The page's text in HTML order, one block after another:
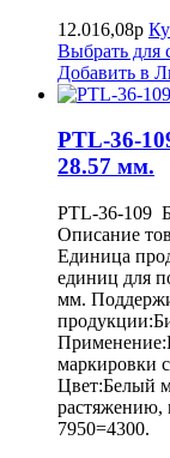
12.016,08р
Выбрать для
Добавить в
PTL-36-
28.57 мм.
PTL-36-109
Описание
Единица
единиц для
мм.
маркировки
Цвет:Белый
растяжению,
7950=4300.